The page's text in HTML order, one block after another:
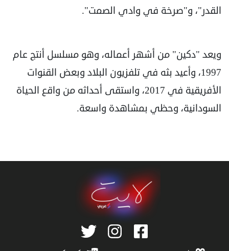
القدر"، و"صرخة في وادي الصمت".
ويعد "دكين" من أشهر أعماله، وهو مسلسل أنتج عام
1997، وأعيد بثه في تلفزيون البلاد وبعض القنوات
الأفريقية في 2017، واستقى أحداثه من واقع الحياة
السودانية، وحظي بمشاهدة واسعة.